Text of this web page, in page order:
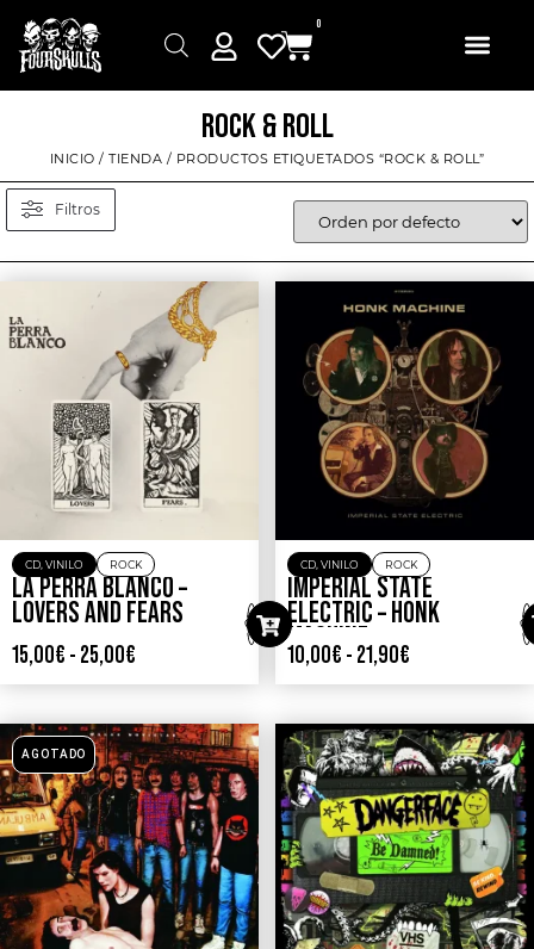
0
ROCK & ROLL
INICIO /TIENDA / PRODUCTOS ETIQUETADOS “ROCK & ROLL”
Filtros
CD, VINILO ROCK
LA PERRA BLANCO –
LOVERS AND FEARS
15,00€ - 25,00€
CD, VINILO ROCK
IMPERIAL STATE
ELECTRIC – HONK
MACHINE
10,00€ - 21,90€
AGOTADO